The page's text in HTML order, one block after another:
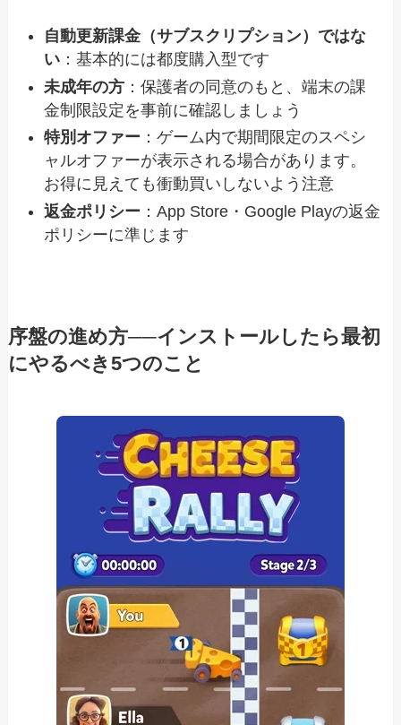
自動更新課金（サブスクリプション）ではな
い ：基本的には都度購入型です
未成年の方 ：保護者の同意のもと、端末の課
金制限設定を事前に確認しましょう
特別オファー ：ゲーム内で期間限定のスペシ
ャルオファーが表示される場合があります。
お得に見えても衝動買いしないよう注意
返金ポリシー ：App Store・Google Playの返金
ポリシーに準じます
序盤の進め方──インストールしたら最初
にやるべき5つのこと